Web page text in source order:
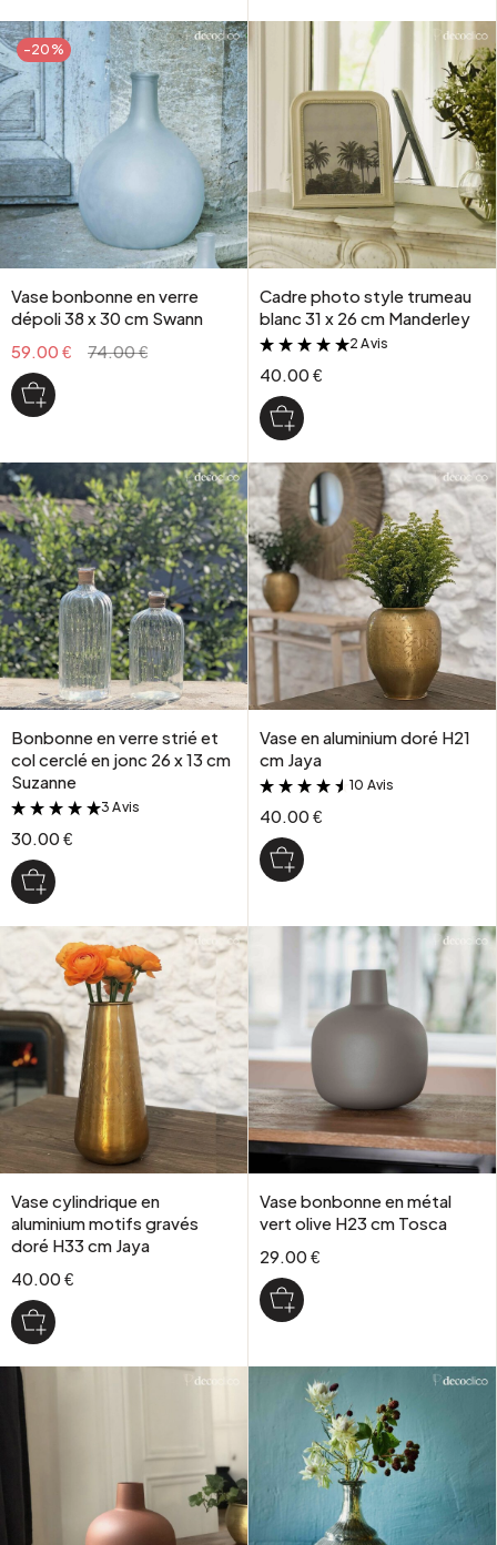
-20%
Vase bonbonne en verre
dépoli 38 x 30 cm Swann
59.00 €
74.00 €
Cadre photo style trumeau
blanc 31 x 26 cm Manderley
&
2 Avis
40.00 €
Bonbonne en verre strié et
col cerclé en jonc 26 x 13 cm
Suzanne
&
3 Avis
30.00 €
Vase en aluminium doré H21
cm Jaya
&
10 Avis
40.00 €
Vase cylindrique en
aluminium motifs gravés
doré H33 cm Jaya
40.00 €
Vase bonbonne en métal
vert olive H23 cm Tosca
29.00 €